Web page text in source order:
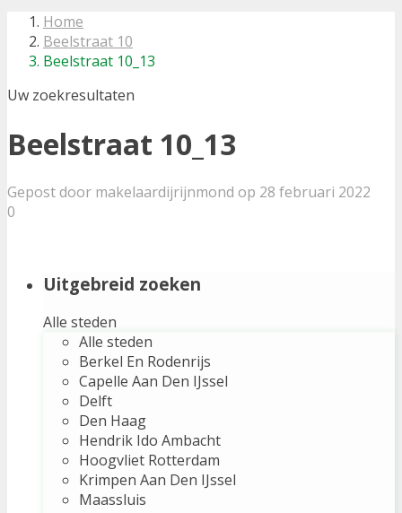
Home
Beelstraat 10
Beelstraat 10_13
Uw zoekresultaten
Beelstraat 10_13
Gepost door makelaardijrijnmond op 28 februari 2022
0
Uitgebreid zoeken
Alle steden
Alle steden
Berkel En Rodenrijs
Capelle Aan Den IJssel
Delft
Den Haag
Hendrik Ido Ambacht
Hoogvliet Rotterdam
Krimpen Aan Den IJssel
Maassluis